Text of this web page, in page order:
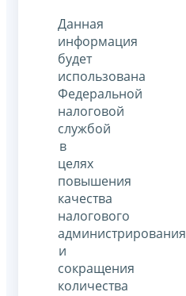
Данная
информация
будет
использована
Федеральной
налоговой
службой
в
целях
повышения
качества
налогового
администрирования
и
сокращения
количества